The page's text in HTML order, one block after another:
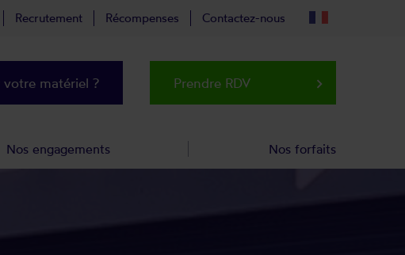
Recrutement Récompenses Contactez-nous
matériel ? Prendre RDV keyboard_arrow_right
Nos engagements Nos forfaits